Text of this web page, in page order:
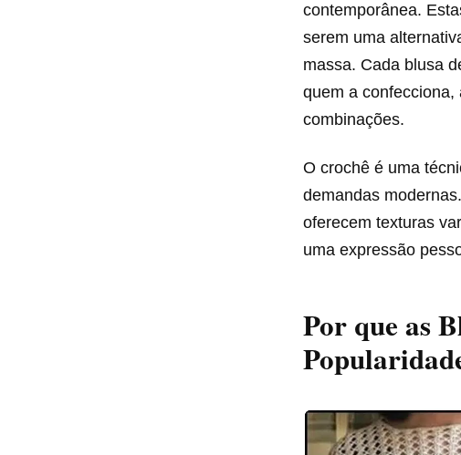
contemporânea.
serem uma
massa. Cada blusa
quem a
combinações.
O crochê é uma
demandas
oferecem texturas
uma expressão
Por que as